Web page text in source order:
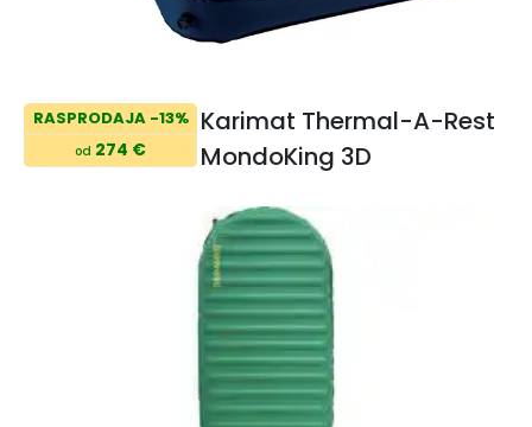
RASPRODAJA -13%
od 274 €
Karimat Thermal-A-Rest
MondoKing 3D